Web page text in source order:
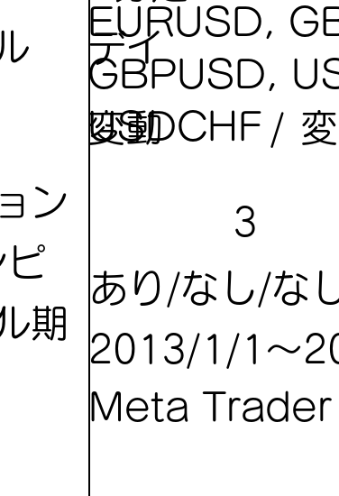
ン
3
EURUSD,
GBPUSD,
USDCHF
デイ
変動 /
あり/なし/な
期
2013/1/1～
Meta Trader